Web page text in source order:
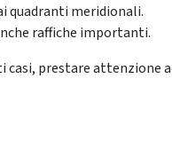
quadranti meridionali.
raffiche importanti.
casi, prestare